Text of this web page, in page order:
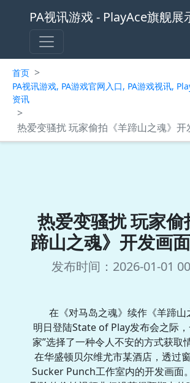
PA视讯游戏 - PlayAce旗舰展
首页 >
PA视讯游戏, PA游戏官网入口, PA游戏视讯,
资讯
>
热爱变骚扰 玩家偷拍《羊蹄山之魂》开
热爱变骚扰 玩家偷
蹄山之魂》开发画
发布时间：2026-01-01
在《对马岛之魂》续作《羊蹄山
明日登陆State of Play发布会之际
家”选择了一种令人不安的方式获
在华盛顿贝尔维尤市某酒店，透过
Sucker Punch工作室内的开发画面